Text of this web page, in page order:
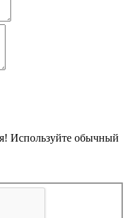
Используйте обычный